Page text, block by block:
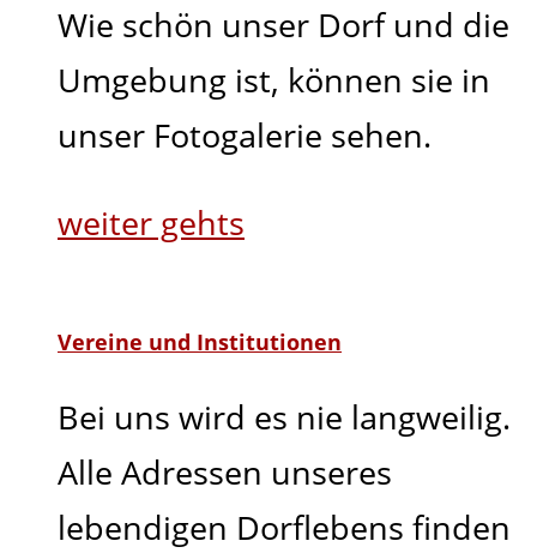
Wie schön unser Dorf und die
Umgebung ist, können sie in
unser Fotogalerie sehen.
weiter gehts
Vereine und Institutionen
Bei uns wird es nie langweilig.
Alle Adressen unseres
lebendigen Dorflebens finden